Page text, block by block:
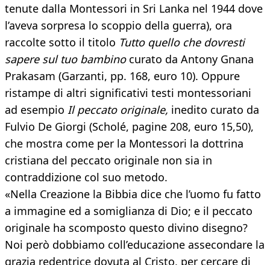
tenute dalla Montessori in Sri Lanka nel 1944 dove
l’aveva sorpresa lo scoppio della guerra), ora
raccolte sotto il titolo Tutto quello che dovresti
sapere sul tuo bambinocurato da Antony Gnana
Prakasam (Garzanti, pp. 168, euro 10). Oppure
ristampe di altri significativi testi montessoriani
ad esempio Il peccato originale, inedito curato da
Fulvio De Giorgi (Scholé, pagine 208, euro 15,50),
che mostra come per la Montessori la dottrina
cristiana del peccato originale non sia in
contraddizione col suo metodo.
«Nella Creazione la Bibbia dice che l’uomo fu fatto
a immagine ed a somiglianza di Dio; e il peccato
originale ha scomposto questo divino disegno?
Noi però dobbiamo coll’educazione assecondare la
grazia redentrice dovuta al Cristo, per cercare di